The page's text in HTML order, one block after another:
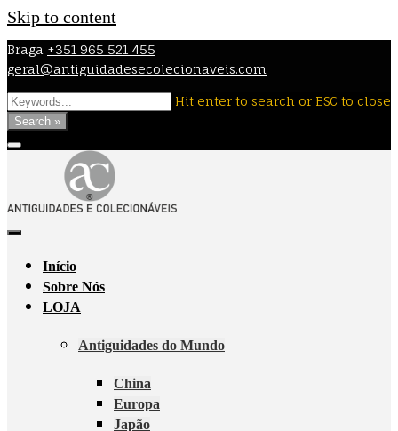
Skip to content
Braga +351 965 521 455
geral@antiguidadesecolecionaveis.com
Hit enter to search or ESC to close
Search »
Início
Sobre Nós
LOJA
Antiguidades do Mundo
China
Europa
Japão